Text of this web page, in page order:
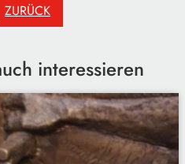
ZURÜCK
interessieren